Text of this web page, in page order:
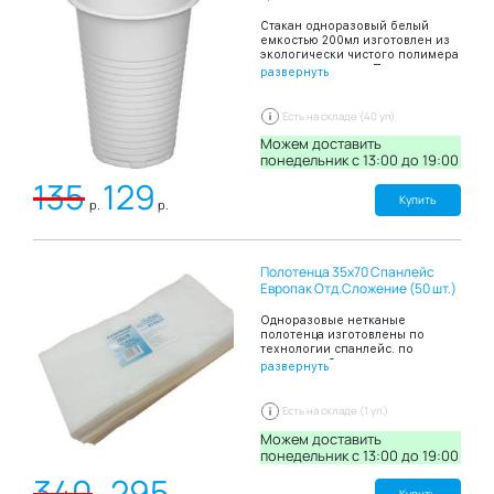
Стакан одноразовый белый
емкостью 200мл изготовлен из
экологически чистого полимера
– полипропилена. Подходит для
питания, а также для
организаций,
специализирующихся на
торговле одноразовой посудой.
Цвет: белый В упаковке: 100
развернуть
Есть на складе (40 уп)
Можем доставить
понедельник c 13:00 до 19:00
135 р. 129 р. Купить
Полотенца 35х70 Спанлейс
Европак Отд.Сложение (50 шт.)
Одноразовые нетканые
полотенца изготовлены по
технологии спанлейс. по
структуре, безворсовые
обеспечивает комфортность
проведения процедуры.
Используются для одноразового
применения, обеспечивая
индивидуальный подход к
каждому клиенту или пациенту,
развернуть
Есть на складе (1 уп.)
Можем доставить
понедельник c 13:00 до 19:00